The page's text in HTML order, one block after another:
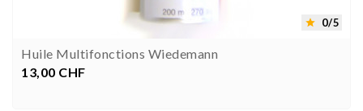
 0/5
Huile Multifonctions Wiedemann
Prix
13,00 CHF